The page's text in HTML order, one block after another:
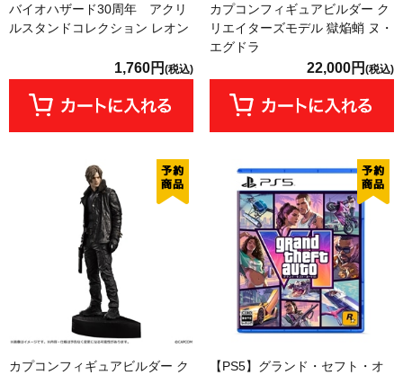
バイオハザード30周年 アクリ
ルスタンドコレクション レオン
1,760円 (税込)
カプコンフィギュアビルダー ク
リエイターズモデル 獄焔蛸 ヌ・
エグドラ
22,000円 (税込)
カプコンフィギュアビルダー ク
【PS5】グランド・セフト・オ